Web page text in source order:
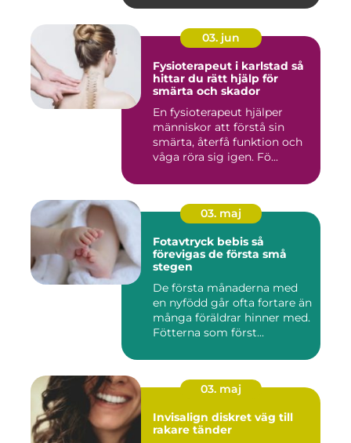
03. jun
Fysioterapeut i karlstad så
hittar du rätt hjälp för
smärta och skador
En fysioterapeut hjälper
människor att förstå sin
smärta, återfå funktion och
våga röra sig igen. Fö...
03. maj
Fotavtryck bebis så
förevigas de första små
stegen
De första månaderna med
en nyfödd går ofta fortare än
många föräldrar hinner med.
Fötterna som först...
03. maj
Invisalign diskret väg till
rakare tänder